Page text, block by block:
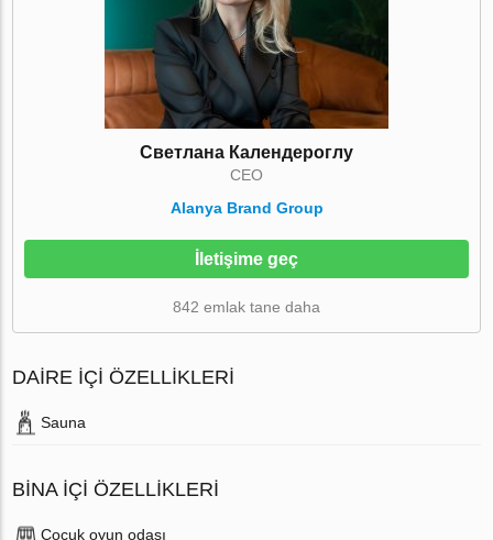
Светлана Календероглу
CEO
Alanya Brand Group
İletişime geç
842 emlak tane daha
DAIRE IÇI ÖZELLIKLERI
Sauna
BINA İÇI ÖZELLIKLERI
Çocuk oyun odası